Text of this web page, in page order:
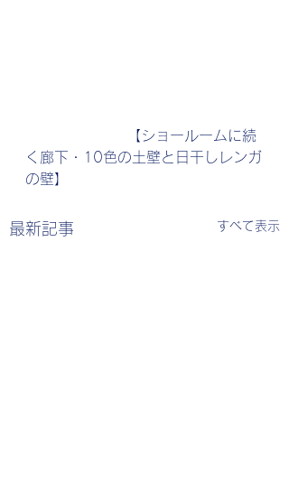
【ショールームに続
く廊下・10色の土壁と日干しレンガ
の壁】
最新記事 すべて表示